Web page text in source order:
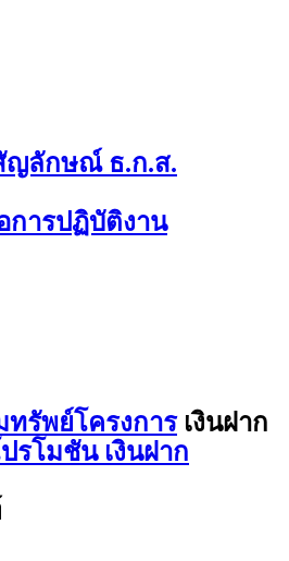
ญลักษณ์ ธ.ก.ส.
การปฏิบัติงาน
ทรัพย์โครงการ เงินฝาก
รโมชัน เงินฝาก